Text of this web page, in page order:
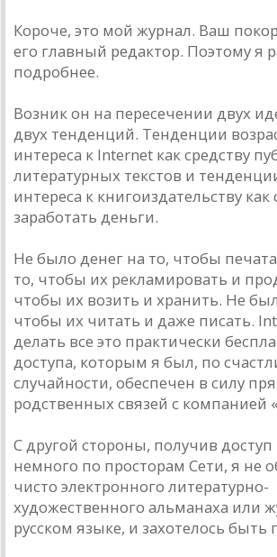
Короче, это мой журнал. Ваш
его главный редактор. Поэтому я
подробнее.
Возник он на пересечении двух
двух тенденций. Тенденции
интереса к Internet как средству
литературных текстов и
интереса к книгоиздательству как
заработать деньги.
Не было денег на то, чтобы
то, чтобы их рекламировать и
чтобы их возить и хранить. Не
чтобы их читать и даже писать.
делать все это практически
доступа, которым я был, по
случайности, обеспечен в силу
родственных связей с компанией
С другой стороны, получив
немного по просторам Сети, я не
чисто электронного литературно-
художественного альманаха или
русском языке, и захотелось